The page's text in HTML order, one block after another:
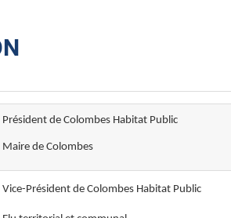
Président de Colombes Habitat Public
Maire de Colombes
Vice-Président de Colombes Habitat Public